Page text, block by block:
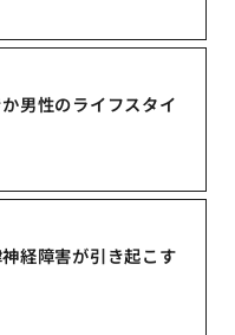
男性のライフスタイ
経障害が引き起こす